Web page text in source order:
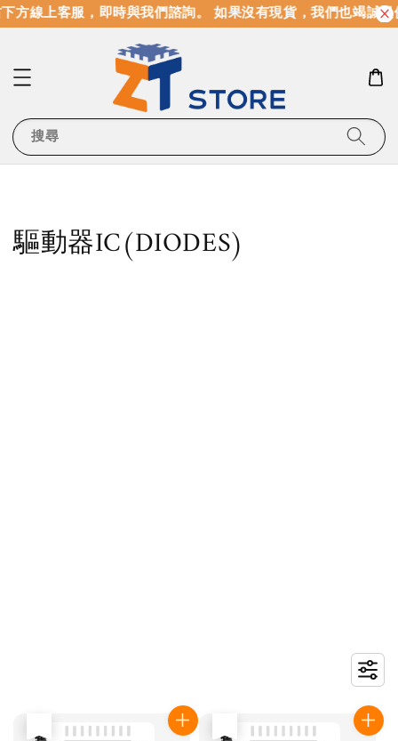
方線上客服，即時與我們諮詢。 如果沒有現貨，我們也竭誠提
搜尋
驅動器IC(DIODES)